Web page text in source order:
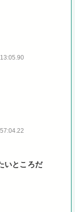
いところだ